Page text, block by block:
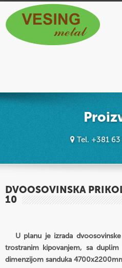
Tel. +381
DVOOSOVINSKA
10
U planu je izrada
trostranim kipovanjem, sa
dimenzijom sanduka